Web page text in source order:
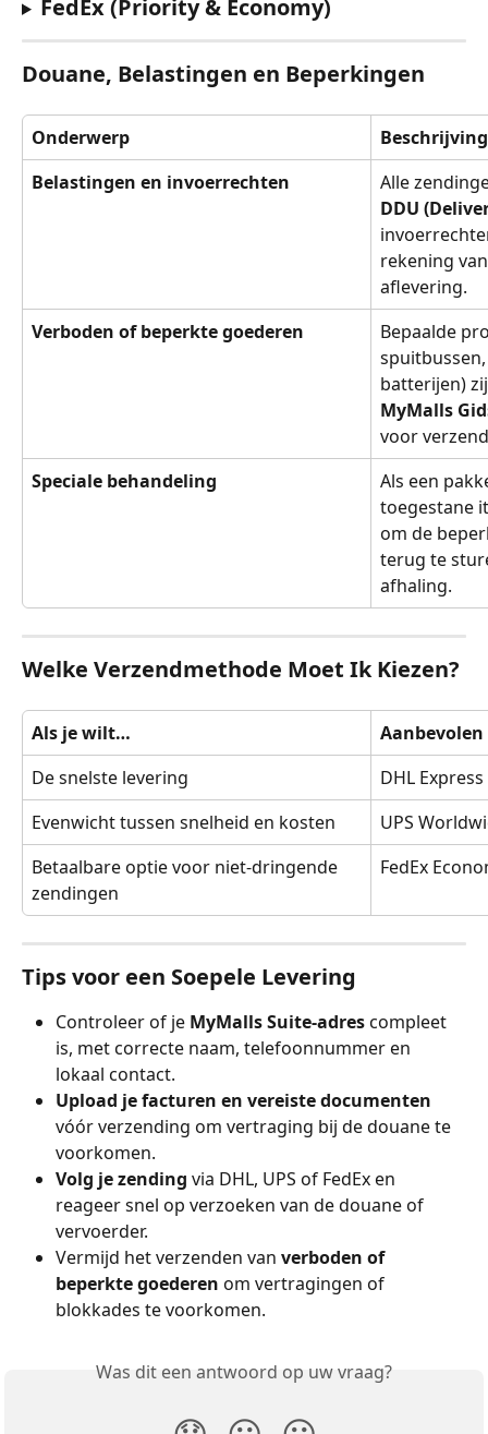
FedEx (Priority & Economy)
Douane, Belastingen en Beperkingen
Onderwerp
Beschrijving
Belastingen en invoerrechten
Alle
DDU
rekening
aflevering.
Verboden of beperkte goederen
Bepaalde
batterijen)
MyMalls
voor
Speciale behandeling
Als een
toegestane
om de
terug te
afhaling.
Welke Verzendmethode Moet Ik Kiezen?
Als je wilt…
De snelste levering
DHL Express
Evenwicht tussen snelheid en kosten
UPS
Betaalbare optie voor niet-dringende
zendingen
FedEx
Tips voor een Soepele Levering
Controleer of je MyMalls Suite-adres compleet
is, met correcte naam, telefoonnummer en
lokaal contact.
Upload je facturen en vereiste documenten
vóór verzending om vertraging bij de douane te
voorkomen.
Volg je zending via DHL, UPS of FedEx en
reageer snel op verzoeken van de douane of
vervoerder.
Vermijd het verzenden van verboden of
beperkte goederen om vertragingen of
blokkades te voorkomen.
Was dit een antwoord op uw vraag?